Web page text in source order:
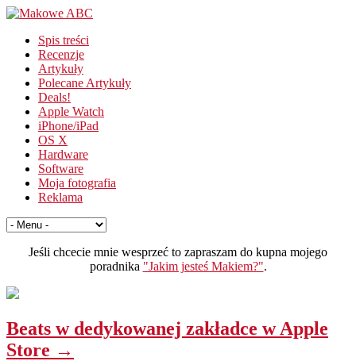
Spis treści
Recenzje
Artykuły
Polecane Artykuły
Deals!
Apple Watch
iPhone/iPad
OS X
Hardware
Software
Moja fotografia
Reklama
Jeśli chcecie mnie wesprzeć to zapraszam do kupna mojego
poradnika "Jakim jesteś Makiem?".
Beats w dedykowanej zakładce w Apple
Store →